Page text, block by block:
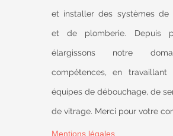
et installer des systèmes de
et de plomberie. Depuis
élargissons notre
compétences, en travaillant
équipes de débouchage, de
de vitrage. Merci pour votre
Mentions légales